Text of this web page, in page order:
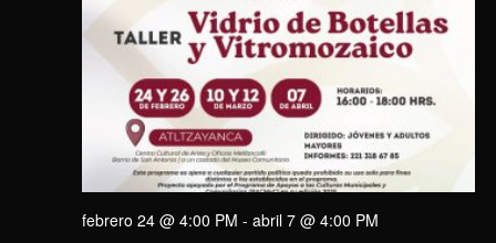
febrero 24 @ 4:00 PM - abril 7 @ 4:00 PM